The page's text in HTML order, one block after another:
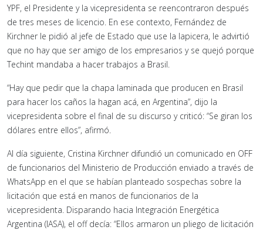
YPF, el Presidente y la vicepresidenta se reencontraron después
de tres meses de licencio. En ese contexto, Fernández de
Kirchner le pidió al jefe de Estado que use la lapicera, le advirtió
que no hay que ser amigo de los empresarios y se quejó porque
Techint mandaba a hacer trabajos a Brasil.
“Hay que pedir que la chapa laminada que producen en Brasil
para hacer los caños la hagan acá, en Argentina”, dijo la
vicepresidenta sobre el final de su discurso y criticó: “Se giran los
dólares entre ellos”, afirmó.
Al día siguiente, Cristina Kirchner difundió un comunicado en OFF
de funcionarios del Ministerio de Producción enviado a través de
WhatsApp en el que se habían planteado sospechas sobre la
licitación que está en manos de funcionarios de la
vicepresidenta. Disparando hacia Integración Energética
Argentina (IASA), el off decía: “Ellos armaron un pliego de licitación